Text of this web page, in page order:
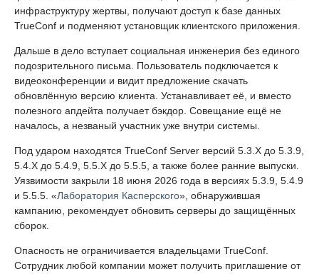
инфраструктуру жертвы, получают доступ к базе данных
TrueConf и подменяют установщик клиентского приложения.
Дальше в дело вступает социальная инженерия без единого
подозрительного письма. Пользователь подключается к
видеоконференции и видит предложение скачать
обновлённую версию клиента. Устанавливает её, и вместо
полезного апдейта получает бэкдор. Совещание ещё не
началось, а незваный участник уже внутри системы.
Под ударом находятся TrueConf Server версий 5.3.X до 5.3.9,
5.4.X до 5.4.9, 5.5.X до 5.5.5, а также более ранние выпуски.
Уязвимости закрыли 18 июня 2026 года в версиях 5.3.9, 5.4.9
и 5.5.5. «Лаборатория Касперского», обнаружившая
кампанию, рекомендует обновить серверы до защищённых
сборок.
Опасность не ограничивается владельцами TrueConf.
Сотрудник любой компании может получить приглашение от